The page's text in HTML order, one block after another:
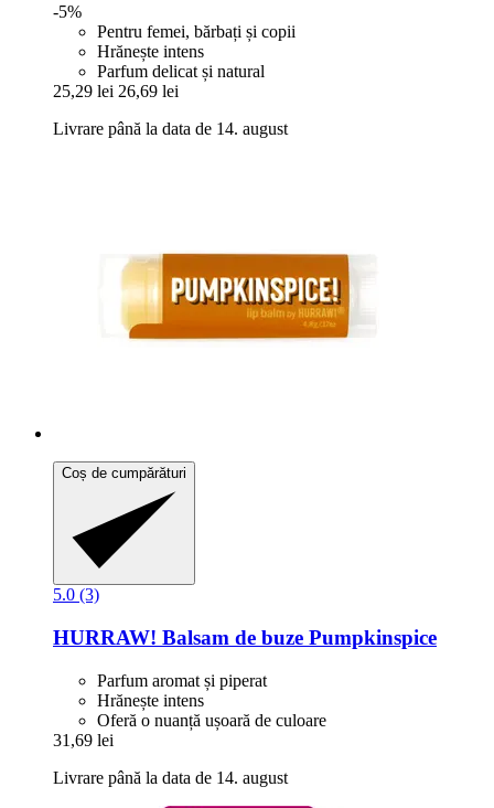
-5%
Pentru femei, bărbați și copii
Hrănește intens
Parfum delicat și natural
25,29 lei 26,69 lei
Livrare până la data de 14. august
Coș de cumpărături
5.0 (3)
HURRAW! Balsam de buze Pumpkinspice
Parfum aromat și piperat
Hrănește intens
Oferă o nuanță ușoară de culoare
31,69 lei
Livrare până la data de 14. august